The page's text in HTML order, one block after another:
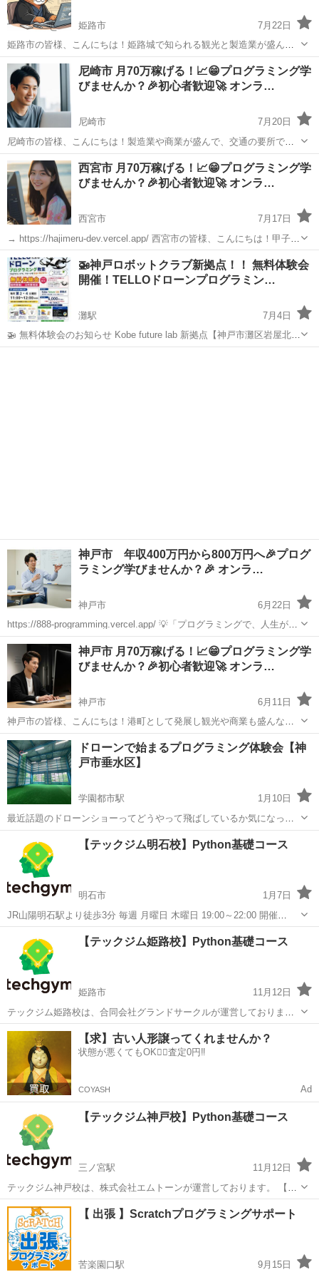
姫路市
7月22日
姫路市の皆様、こんにちは！姫路城で知られる観光と製造業が盛んな
この街で、プログラミングのスキルを身につけてみませんか？ （レッ
スンはオンラインでどこからでも受講可能です！） 少し大げさに聞こ
えるかもしれません...
兵庫 姫路市 プログラミング オンライン
尼崎市 月70万稼げる！📈😁プログラミング学
びませんか？🎉初心者歓迎🚀 オンラ…
尼崎市
7月20日
尼崎市の皆様、こんにちは！製造業や商業が盛んで、交通の要所でも
あるこの街で、プログラミングのスキルを身につけてみませんか？
（レッスンはオンラインでどこからでも受講可能です！） 少し大げさ
に聞こえるかもしれま...
兵庫 尼崎市 プログラミング オンライン
西宮市 月70万稼げる！📈😁プログラミング学
びませんか？🎉初心者歓迎🚀 オンラ…
西宮市
7月17日
→ https://hajimeru-dev.vercel.app/ 西宮市の皆様、こんにちは！甲子園
球場や住宅地として人気の高いこの街で、プログラミングのスキルを
身につけてみませんか？ （レッスンはオンラインで...
兵庫 西宮市 プログラミング オンライン
🚁神戸ロボットクラブ新拠点！！ 無料体験会
開催！TELLOドローンプログラミン…
灘駅
7月4日
🚁 無料体験会のお知らせ Kobe future lab 新拠点【神戸市灘区岩屋北町
7-1-6 】 で TELLOドローンプログラミング教室を開催します！ 体験会
神戸市 年収400万円から800万円へ🎉プログ
ラミング学びませんか？🎉 オンラ…
神戸市
6月22日
https://888-programming.vercel.app/ 💡「プログラミングで、人生が変
わった。」 少し大げさに聞こえるかもしれませんが、 プログラミング
を学んだことで、僕の人生は本当に大きく変わ...
兵庫 神戸市 プログラミング オンライン
神戸市 月70万稼げる！📈😁プログラミング学
びませんか？🎉初心者歓迎🚀 オンラ…
神戸市
6月11日
神戸市の皆様、こんにちは！港町として発展し観光や商業も盛んなこ
の街で、プログラミングのスキルを身につけてみませんか？ 気になっ
たらご質問だけでもOKなのでご連絡いただければと思います！ ## サ
ービス詳細...
兵庫 神戸市 プログラミング オンライン
ドローンで始まるプログラミング体験会【神
戸市垂水区】
学園都市駅
1月10日
最近話題のドローンショーってどうやって飛ばしているか気になった
ことありませんか？ 実は、プログラミングで自動操縦しているんで
す。 今回の体験会では、プログラミングを使って実際にドローンを自
学園都市駅 プログラミング ドローン
【テックジム明石校】Python基礎コース
明石市
1月7日
JR山陽明石駅より徒歩3分 毎週 月曜日 木曜日 19:00～22:00 開催
Slackを使用した質疑応答やZOOM等のオンライン指導(予約必要)を開
催日以外でも対応いたしますので来校することなく完全自宅学習も可
能...
プログラミング Python
【テックジム姫路校】Python基礎コース
姫路市
11月12日
テックジム姫路校は、合同会社グランドサークルが運営しておりま
す。 【カリキュラム/コース】 ・Python基礎コース ・AIエンジニア養
成コース 入会金 33,000円 会員種別・料金 ◎レギュラー...
兵庫 姫路市 プログラミング
【求】古い人形譲ってくれませんか？
状態が悪くてもOK🙆‍♀️査定0円‼️
COYASH Ad
【テックジム神戸校】Python基礎コース
三ノ宮駅
11月12日
テックジム神戸校は、株式会社エムトーンが運営しております。 【カ
リキュラム/コース】 ・Python基礎コース 午前１０時～午後５時 午後
６時半～９時半 オンラインは午前１０時～２６時 ※具体的な開講...
兵庫 神戸市 三ノ宮駅 プログラミング Python
【 出張 】Scratchプログラミングサポート
苦楽園口駅 9月15日